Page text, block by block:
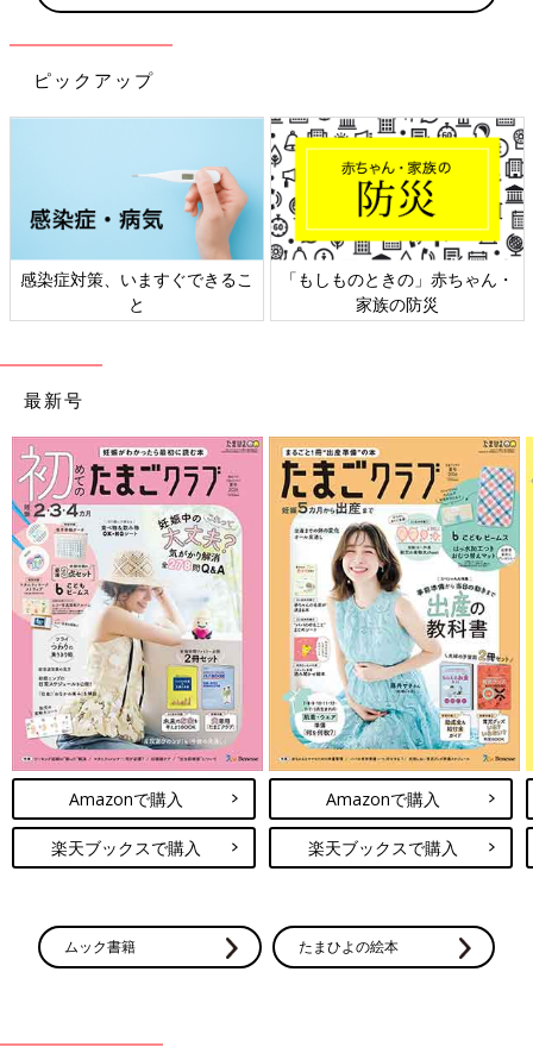
ピックアップ
感染症対策、いますぐできるこ
と
「もしものときの」赤ちゃん・
家族の防災
最新号
Amazonで購入
楽天ブックスで購入
Amazonで購入
楽天ブックスで購入
ムック書籍 たまひよの絵本